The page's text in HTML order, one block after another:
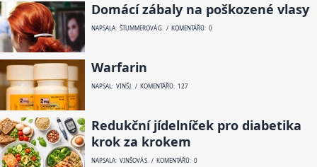
Domácí zábaly na poškozené vlasy
NAPSALA: ŠTUMMEROVÁ G. / KOMENTÁŘŮ: 0
Warfarin
NAPSAL: VINŠ J. / KOMENTÁŘŮ: 127
Redukční jídelníček pro diabetika
krok za krokem
NAPSALA: VINŠOVÁ S. / KOMENTÁŘŮ: 0